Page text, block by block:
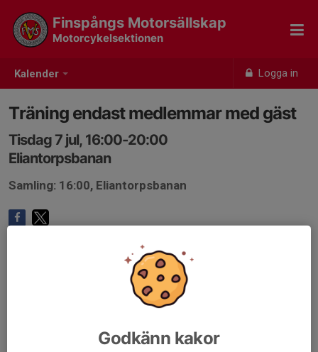
Kalender Logga in
Finspångs Motorsällskap
Motorcykelsektionen
Träning endast medlemmar med gäst
Tisdag 7 jul, 16:00-20:00
Eliantorpsbanan
Samling: 16:00, Eliantorpsbanan
Godkänn kakor